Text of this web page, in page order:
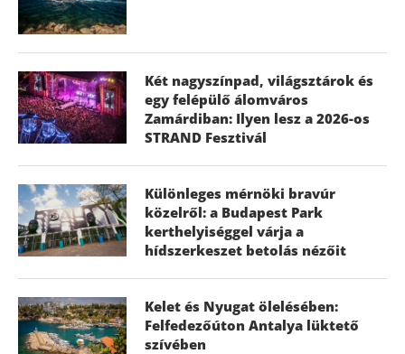
Két nagyszínpad, világsztárok és
egy felépülő álomváros
Zamárdiban: Ilyen lesz a 2026-os
STRAND Fesztivál
Különleges mérnöki bravúr
közelről: a Budapest Park
kerthelyiséggel várja a
hídszerkeszet betolás nézőit
Kelet és Nyugat ölelésében:
Felfedezőúton Antalya lüktető
szívében